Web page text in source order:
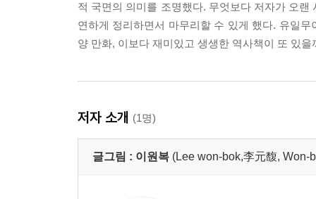
적 국면의 의미를 조명했다. 무엇보다 저자가 오랜
연하게 정리하면서 마무리할 수 있게 했다. 유일
양 만화, 이보다 재미있고 생생한 역사책이 또 있을
저자 소개 (1명)
글그림 : 이원복 (Lee won-bok,李元馥, Won-